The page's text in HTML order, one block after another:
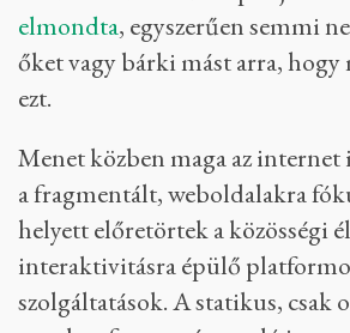
elmondta, egyszerűen semmi
őket vagy bárki mást arra, hogy
ezt.
Menet közben maga az
a fragmentált, weboldalakra
helyett előretörtek a közösségi
interaktivitásra épülő
szolgáltatások. A statikus, csak